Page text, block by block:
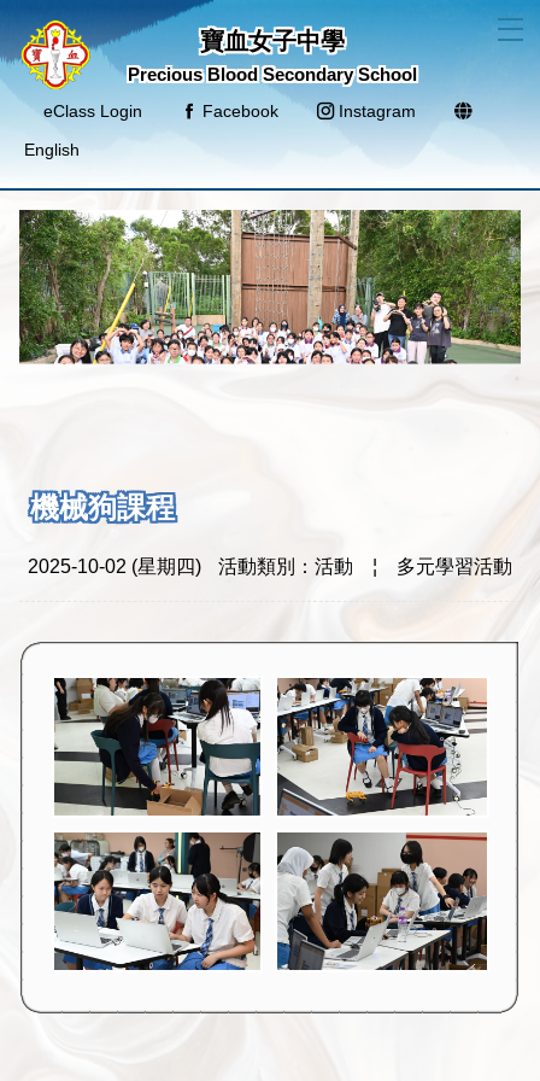
寶血女子中學
Precious Blood Secondary School
eClass Login Facebook
Instagram
English
機械狗課程
2025-10-02 (星期四) 活動類別：活動 ¦ 多元學習活動